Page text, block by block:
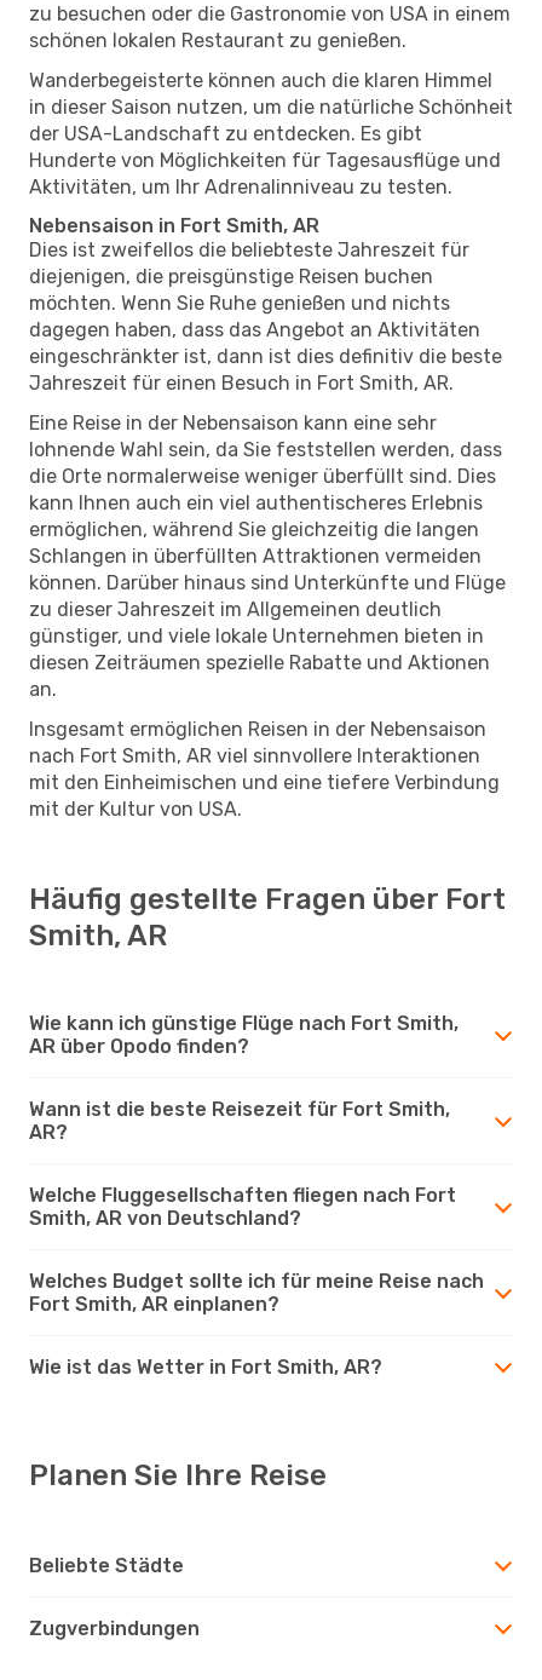
zu besuchen oder die Gastronomie von USA in einem
schönen lokalen Restaurant zu genießen.
Wanderbegeisterte können auch die klaren Himmel
in dieser Saison nutzen, um die natürliche Schönheit
der USA-Landschaft zu entdecken. Es gibt
Hunderte von Möglichkeiten für Tagesausflüge und
Aktivitäten, um Ihr Adrenalinniveau zu testen.
Nebensaison in Fort Smith, AR
Dies ist zweifellos die beliebteste Jahreszeit für
diejenigen, die preisgünstige Reisen buchen
möchten. Wenn Sie Ruhe genießen und nichts
dagegen haben, dass das Angebot an Aktivitäten
eingeschränkter ist, dann ist dies definitiv die beste
Jahreszeit für einen Besuch in Fort Smith, AR.
Eine Reise in der Nebensaison kann eine sehr
lohnende Wahl sein, da Sie feststellen werden, dass
die Orte normalerweise weniger überfüllt sind. Dies
kann Ihnen auch ein viel authentischeres Erlebnis
ermöglichen, während Sie gleichzeitig die langen
Schlangen in überfüllten Attraktionen vermeiden
können. Darüber hinaus sind Unterkünfte und Flüge
zu dieser Jahreszeit im Allgemeinen deutlich
günstiger, und viele lokale Unternehmen bieten in
diesen Zeiträumen spezielle Rabatte und Aktionen
an.
Insgesamt ermöglichen Reisen in der Nebensaison
nach Fort Smith, AR viel sinnvollere Interaktionen
mit den Einheimischen und eine tiefere Verbindung
mit der Kultur von USA.
Häufig gestellte Fragen über Fort
Smith, AR
Wie kann ich günstige Flüge nach Fort Smith,
AR über Opodo finden?
Wann ist die beste Reisezeit für Fort Smith,
AR?
Welche Fluggesellschaften fliegen nach Fort
Smith, AR von Deutschland?
Welches Budget sollte ich für meine Reise nach
Fort Smith, AR einplanen?
Wie ist das Wetter in Fort Smith, AR?
Planen Sie Ihre Reise
Beliebte Städte
Zugverbindungen